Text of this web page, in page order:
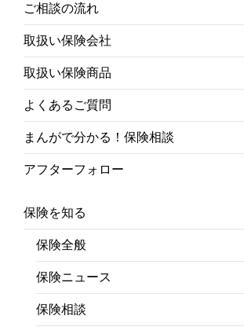
ご相談の流れ
取扱い保険会社
取扱い保険商品
よくあるご質問
まんがで分かる！保険相談
アフターフォロー
保険を知る
保険全般
保険ニュース
保険相談